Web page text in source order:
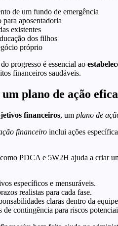
de um fundo de emergência
para aposentadoria
existentes
dos filhos
próprio
progresso é essencial ao
financeiros saudáveis.
plano de ação
financeiros, um plano de
financeiro inclui ações
PDCA e 5W2H ajuda a criar
específicos e mensuráveis.
realistas para cada fase.
claras dentro da
de contingência para riscos